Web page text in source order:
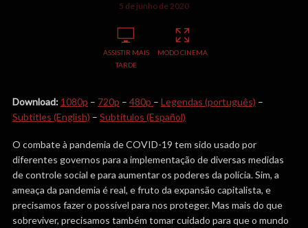
5 de junho de 2020
ASSISTIR MAIS
TARDE
MODO CINEMA
Download: 1080p – 720p – 480p – Legendas (português) –
Subtitles (English) – Subtítulos (Español)
O combate à pandemia de COVID-19 tem sido usado por
diferentes governos para a implementação de diversas medidas
de controle social e para aumentar os poderes da polícia. Sim, a
ameaça da pandemia é real, e fruto da expansão capitalista, e
precisamos fazer o possível para nos proteger. Mas mais do que
sobreviver, precisamos também tomar cuidado para que o mundo